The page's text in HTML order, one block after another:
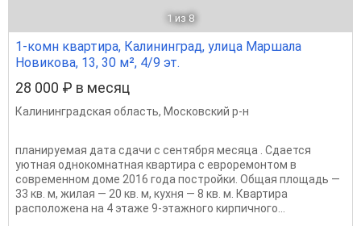
1 из 8
1-комн квартира, Калининград, улица Маршала
Новикова, 13, 30 м², 4/9 эт.
28 000 ₽ в месяц
Калининградская область, Московский р-н
планируемая дата сдачи с сентября месяца . Сдается
уютная однокомнатная квартира с евроремонтом в
современном доме 2016 года постройки. Общая площадь —
33 кв. м, жилая — 20 кв. м, кухня — 8 кв. м. Квартира
расположена на 4 этаже 9-этажного кирпичного...